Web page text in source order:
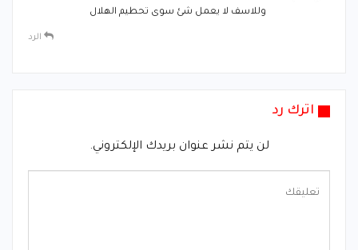
وللاسف لا يعمل شئ سوى تحطيم الهلال
الرد
اترك رد
لن يتم نشر عنوان بريدك الإلكتروني.